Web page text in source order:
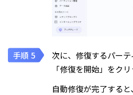
次に、修復するパーテ
「修復を開始」をクリ
自動修復が完了する